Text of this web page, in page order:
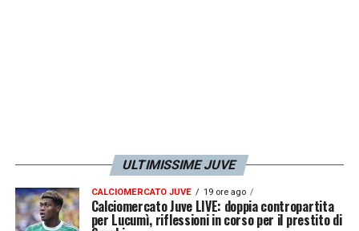
ULTIMISSIME JUVE
CALCIOMERCATO JUVE 19 ore ago
Calciomercato Juve LIVE: doppia contropartita
per Lucumì, riflessioni in corso per il prestito di